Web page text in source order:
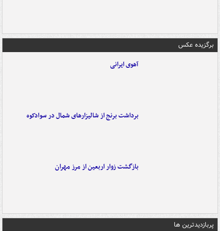
برگزیده عکس
آهوی ایرانی
برداشت برنج از شالیزارهای شمال در سوادکوه
بازگشت زوار اربعین از مرز مهران
پربازدیدترین ها